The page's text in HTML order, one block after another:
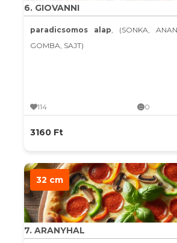
6. GIOVANNI
paradicsomos alap, (SONKA,
GOMBA, SAJT)
114 0
3160 Ft
32 cm
7. ARANYHAL